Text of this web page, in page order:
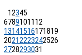
12345
67891011 12
13141516171819
20212223242526
2728293031